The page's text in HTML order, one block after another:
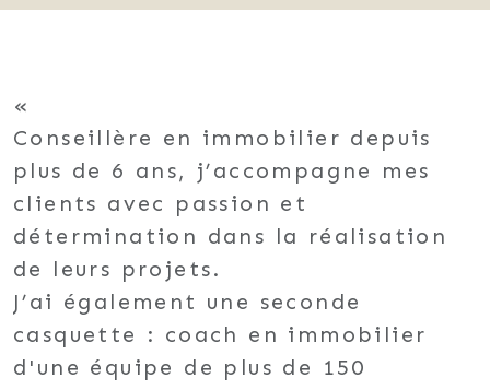
Conseillère en immobilier depuis
plus de 6 ans, j’accompagne mes
clients avec passion et
détermination dans la réalisation
de leurs projets.
J’ai également une seconde
casquette : coach en immobilier
d'une équipe de plus de 150